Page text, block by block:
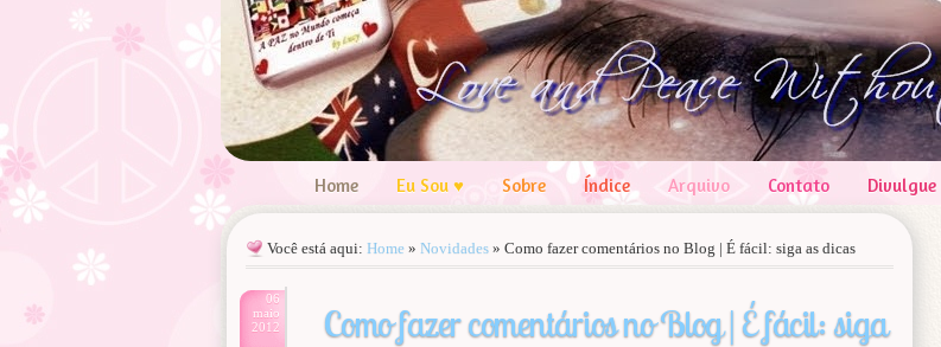
Home Eu Sou ♥ Sobre Índice Arquivo Contato Divulgue
Você está aqui: Home » Novidades » Como fazer comentários no Blog | É fácil: siga as dicas
06
maio
2012
Como fazer comentários no Blog | É fácil: siga